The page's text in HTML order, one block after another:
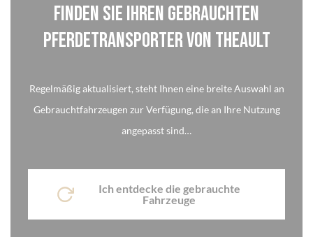
Finden sie ihren gebrauchten
pferdetransporter von THEAULT
Regelmäßig aktualisiert, steht Ihnen eine breite Auswahl an
Gebrauchtfahrzeugen zur Verfügung, die an Ihre Nutzung
angepasst sind…
Ich entdecke die gebrauchte
Fahrzeuge
Cookie-Einstellungen